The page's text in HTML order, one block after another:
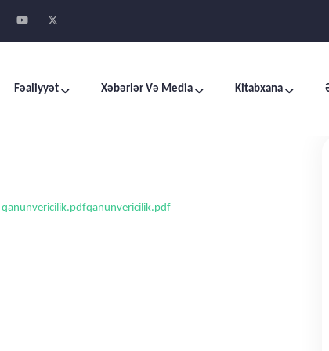
Fəaliyyət Xəbərlər Və Media Kitabxana
qanunvericilik.pdfqanunvericilik.pdf